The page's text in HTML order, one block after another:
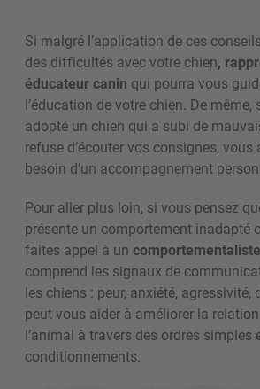
Si malgré l’application de ces
des difficultés avec votre chien,
éducateur canin qui pourra vous
l’éducation de votre chien. De même,
adopté un chien qui a subi de
refuse d’écouter vos consignes, vous
besoin d’un accompagnement
Pour aller plus loin, si vous pensez
présente un comportement inadapté
faites appel à un
comprend les signaux de
les chiens : peur, anxiété, agressivité,
peut vous aider à améliorer la
l’animal à travers des ordres simples
conditionnements.